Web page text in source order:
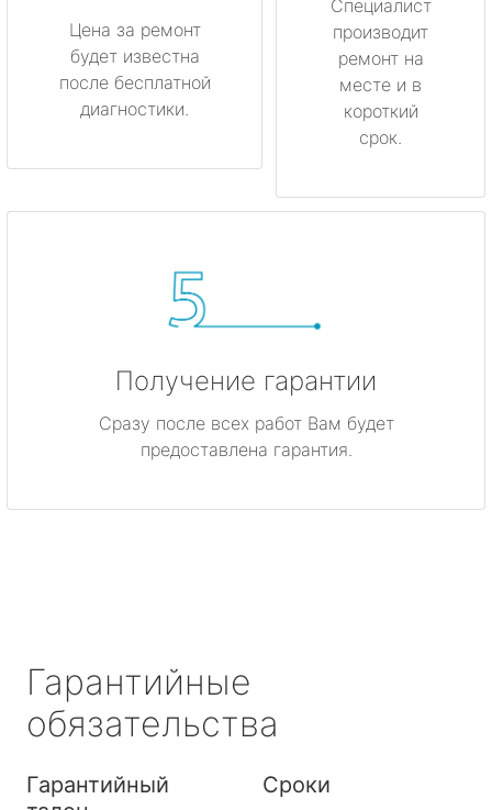
Цена за ремонт
будет известна
после бесплатной
диагностики.
Специалист
производит
ремонт на
месте и в
короткий
срок.
Получение гарантии
Сразу после всех работ Вам будет
предоставлена гарантия.
Гарантийные
обязательства
Гарантийный
Сроки